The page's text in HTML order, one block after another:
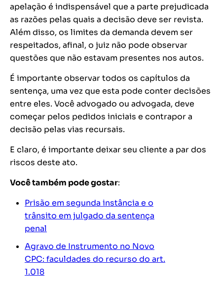
apelação é indispensável que a parte prejudicada
as razões pelas quais a decisão deve ser revista.
Além disso, os limites da demanda devem ser
respeitados, afinal, o juiz não pode observar
questões que não estavam presentes nos autos.
É importante observar todos os capítulos da
sentença, uma vez que esta pode conter decisões
entre eles. Você advogado ou advogada, deve
começar pelos pedidos iniciais e contrapor a
decisão pelas vias recursais.
E claro, é importante deixar seu cliente a par dos
riscos deste ato.
Você também pode gostar:
Prisão em segunda instância e o
trânsito em julgado da sentença
penal
Agravo de Instrumento no Novo
CPC: faculdades do recurso do art.
1.018